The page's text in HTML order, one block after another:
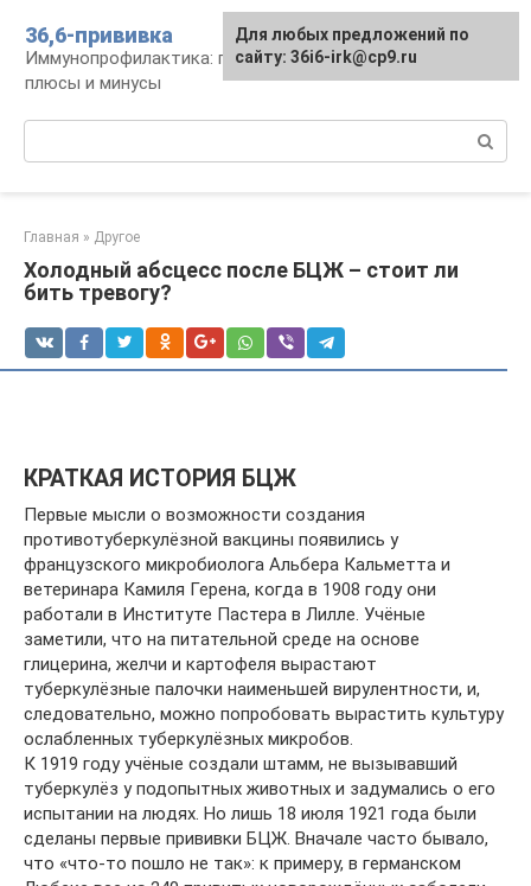
контенту
36,6-прививка
Иммунопрофилактика: график, препараты,
плюсы и минусы
Главная » Другое
Холодный абсцесс после БЦЖ – стоит ли
бить тревогу?
КРАТКАЯ ИСТОРИЯ БЦЖ
Первые мысли о возможности создания
противотуберкулёзной вакцины появились у
французского микробиолога Альбера Кальметта и
ветеринара Камиля Герена, когда в 1908 году они
работали в Институте Пастера в Лилле. Учёные
заметили, что на питательной среде на основе
глицерина, желчи и картофеля вырастают
туберкулёзные палочки наименьшей вирулентности, и,
следовательно, можно попробовать вырастить культуру
ослабленных туберкулёзных микробов.
К 1919 году учёные создали штамм, не вызывавший
туберкулёз у подопытных животных и задумались о его
испытании на людях. Но лишь 18 июля 1921 года были
сделаны первые прививки БЦЖ. Вначале часто бывало,
что «что-то пошло не так»: к примеру, в германском
Для любых предложений по
сайту: 36i6-irk@cp9.ru